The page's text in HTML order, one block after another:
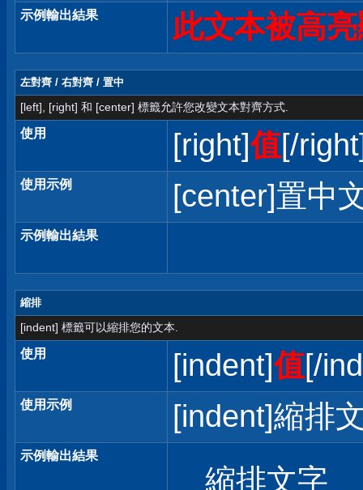
示例輸出結果 此文本被高
左對齊 / 右對齊 / 置中
[left], [right] 和 [center] 標籤允許您改變文本對齊方式.
使用 [right]值[/
使用示例 [center]置中
示例輸出結果
縮排
[indent] 標籤可以縮排您的文本.
使用 [indent]值[/
使用示例 [indent]縮排
示例輸出結果
縮排文字